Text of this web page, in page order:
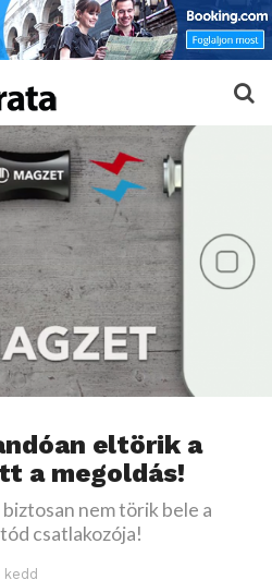
eltörik a
a megoldás!
nem törik bele a
csatlakozója!
kedd